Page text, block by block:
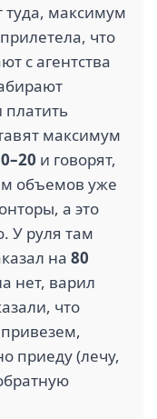
туда, максимум
что
с агентства
платить
максимум
и говорят,
объемов уже
а это
У руля там
на 80
нет, варил
что
приеду (лечу,